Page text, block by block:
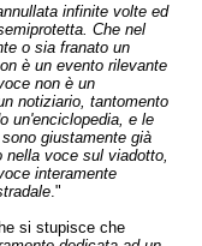
infinite volte ed
Che nel
o sia franato un
è un evento rilevante
non è un
notiziario, tantomento
un'enciclopedia, e le
giustamente già
voce sul viadotto,
interamente
."
si stupisce che